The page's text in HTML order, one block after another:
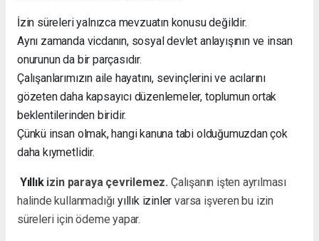
İzin süreleri yalnızca mevzuatın konusu değildir.
Aynı zamanda vicdanın, sosyal devlet anlayışının ve insan
onurunun da bir parçasıdır.
Çalışanlarımızın aile hayatını, sevinçlerini ve acılarını
gözeten daha kapsayıcı düzenlemeler, toplumun ortak
beklentilerinden biridir.
Çünkü insan olmak, hangi kanuna tabi olduğumuzdan çok
daha kıymetlidir.
Yıllıkizin paraya çevrilemez. Çalışanın işten ayrılması
halinde kullanmadığı yıllık izinler varsa işveren bu izin
süreleri için ödeme yapar.